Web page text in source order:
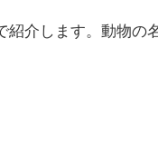
紹介します。動物の